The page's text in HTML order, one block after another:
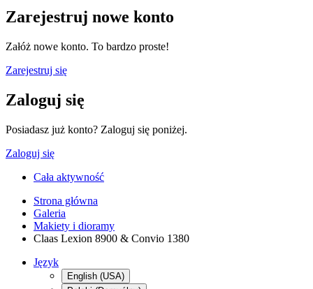
Zarejestruj nowe konto
Załóż nowe konto. To bardzo proste!
Zarejestruj się
Zaloguj się
Posiadasz już konto? Zaloguj się poniżej.
Zaloguj się
Cała aktywność
Strona główna
Galeria
Makiety i dioramy
Claas Lexion 8900 & Convio 1380
Język
English (USA)